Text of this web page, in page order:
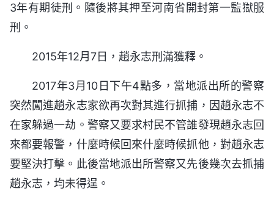
3年有期徒刑。隨後將其押至河南省開封第一監獄服
刑。
2015年12月7日，趙永志刑滿獲釋。
2017年3月10日下午4點多，當地派出所的警察
突然闖進趙永志家欲再次對其進行抓捕，因趙永志不
在家躲過一劫。警察又要求村民不管誰發現趙永志回
來都要報警，什麼時候回來什麼時候抓他，對趙永志
要堅決打擊。此後當地派出所警察又先後幾次去抓捕
趙永志，均未得逞。